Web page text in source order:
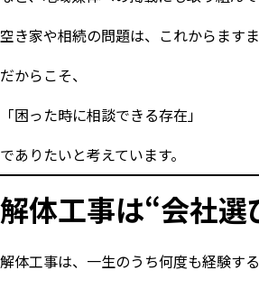
空き家や相続の問題は、これからます
だからこそ、
「困った時に相談できる存在」
でありたいと考えています。
解体工事は“会社選
解体工事は、一生のうち何度も経験す